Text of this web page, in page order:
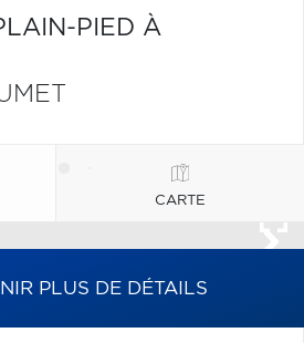
PIED À
CARTE
PLUS DE DÉTAILS